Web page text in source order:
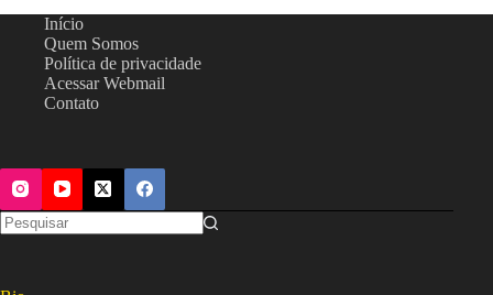
Início
Quem Somos
Política de privacidade
Acessar Webmail
Contato